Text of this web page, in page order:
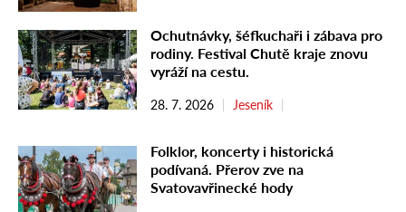
Ochutnávky, šéfkuchaři i zábava pro
rodiny. Festival Chutě kraje znovu
vyráží na cestu.
28. 7. 2026 Jeseník
Folklor, koncerty i historická
podívaná. Přerov zve na
Svatovavřinecké hody